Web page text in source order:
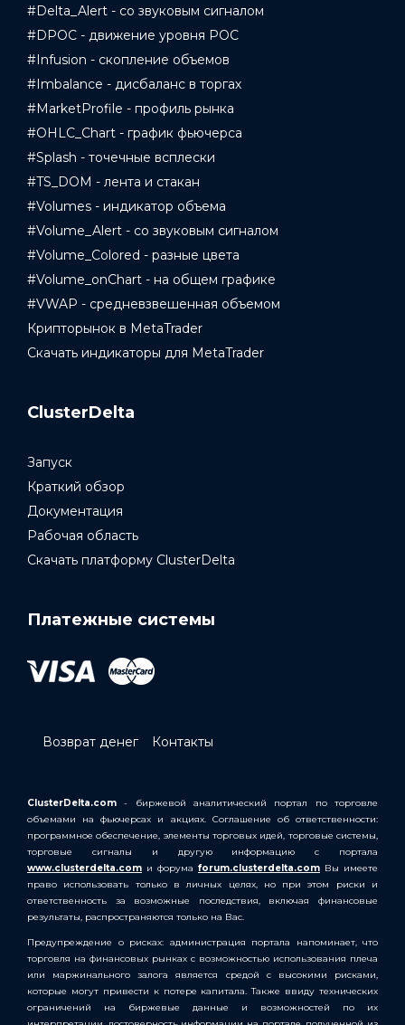
#Delta_Alert - со звуковым сигналом
#DPOC - движение уровня POC
#Infusion - скопление объемов
#Imbalance - дисбаланс в торгах
#MarketProfile - профиль рынка
#OHLC_Chart - график фьючерса
#Splash - точечные всплески
#TS_DOM - лента и стакан
#Volumes - индикатор объема
#Volume_Alert - со звуковым сигналом
#Volume_Colored - разные цвета
#Volume_onChart - на общем графике
#VWAP - средневзвешенная объемом
Крипторынок в MetaTrader
Скачать индикаторы для MetaTrader
ClusterDelta
Запуск
Краткий обзор
Документация
Рабочая область
Скачать платформу ClusterDelta
Платежные системы
Возврат денег Контакты
ClusterDelta.com - биржевой аналитический портал по торговле
объемами на фьючерсах и акциях. Соглашение об ответственности:
программное обеспечение, элементы торговых идей, торговые системы,
торговые сигналы и другую информацию с портала
www.clusterdelta.com и форума forum.clusterdelta.com Вы имеете
право использовать только в личных целях, но при этом риски и
ответственность за возможные последствия, включая финансовые
результаты, распространяются только на Вас.
Предупреждение о рисках: администрация портала напоминает, что
торговля на финансовых рынках с возможностью использования плеча
или маржинального залога является средой с высокими рисками,
которые могут привести к потере капитала. Также ввиду технических
ограничений на биржевые данные и возможностей по их